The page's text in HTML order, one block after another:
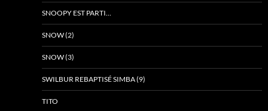
SNOOPY EST PARTI…
SNOW (2)
SNOW (3)
SWILBUR REBAPTISÉ SIMBA (9)
TITO